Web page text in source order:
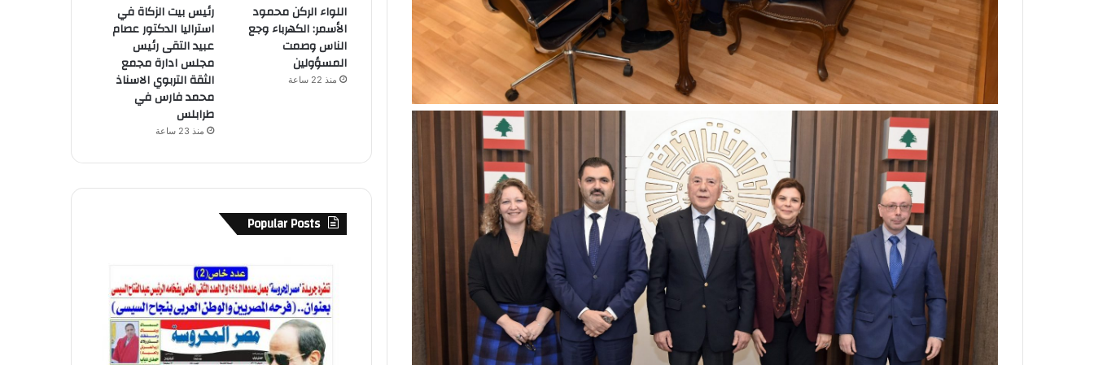
اللواء الركن محمود
الأسمر: الكهرباء وجع
الناس وصمت
المسؤولين
منذ 22 ساعة
رئيس بيت الزكاة في
استراليا الدكتور عصام
عبيد التقى رئيس
مجلس ادارة مجمع
الثقة التربوي الاسناذ
محمد فارس في
طرابلس
منذ 23 ساعة
Popular Posts